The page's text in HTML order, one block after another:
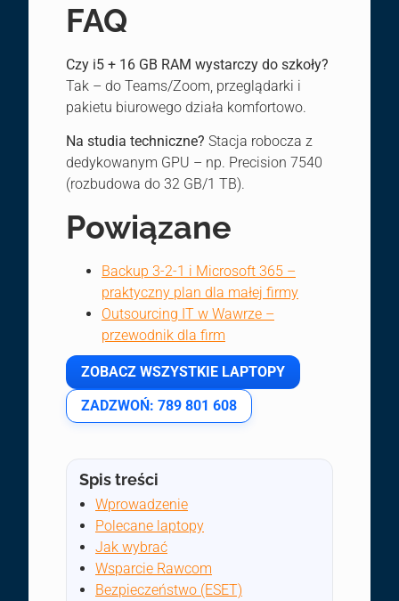
FAQ
Czy i5 + 16 GB RAM wystarczy do szkoły?
Tak – do Teams/Zoom, przeglądarki i
pakietu biurowego działa komfortowo.
Na studia techniczne? Stacja robocza z
dedykowanym GPU – np. Precision 7540
(rozbudowa do 32 GB/1 TB).
Powiązane
Backup 3-2-1 i Microsoft 365 –
praktyczny plan dla małej firmy
Outsourcing IT w Wawrze –
przewodnik dla firm
ZOBACZ WSZYSTKIE LAPTOPY
ZADZWOŃ: 789 801 608
Spis treści
Wprowadzenie
Polecane laptopy
Jak wybrać
Wsparcie Rawcom
Bezpieczeństwo (ESET)